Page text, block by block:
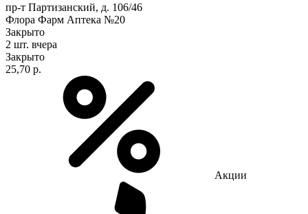
пр-т Партизанский, д. 106/46
Флора Фарм Аптека №20
Закрыто
2 шт. вчера
Закрыто
25,70 р.
Акции